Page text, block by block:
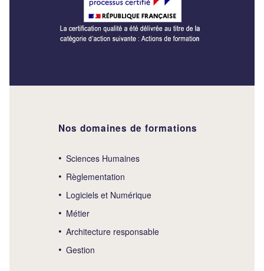
Nos domaines de formations
Sciences Humaines
Règlementation
Logiciels et Numérique
Métier
Architecture responsable
Gestion